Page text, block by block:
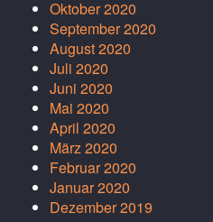
Oktober 2020
September 2020
August 2020
Juli 2020
Juni 2020
Mai 2020
April 2020
März 2020
Februar 2020
Januar 2020
Dezember 2019